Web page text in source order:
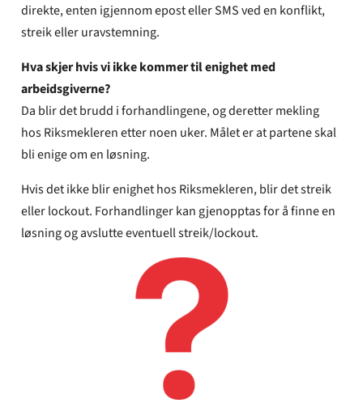
direkte, enten igjennom epost eller SMS ved en konflikt,
streik eller uravstemning.
Hva skjer hvis vi ikke kommer til enighet med
arbeidsgiverne?
Da blir det brudd i forhandlingene, og deretter mekling
hos Riksmekleren etter noen uker. Målet er at partene skal
bli enige om en løsning.
Hvis det ikke blir enighet hos Riksmekleren, blir det streik
eller lockout. Forhandlinger kan gjenopptas for å finne en
løsning og avslutte eventuell streik/lockout.